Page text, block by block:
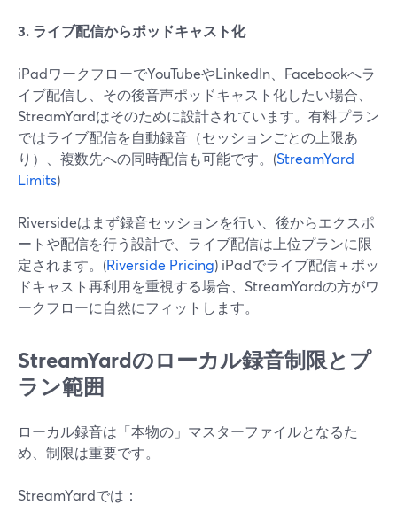
3. ライブ配信からポッドキャスト化
iPadワークフローでYouTubeやLinkedIn、Facebookへラ
イブ配信し、その後音声ポッドキャスト化したい場合、
StreamYardはそのために設計されています。有料プラン
ではライブ配信を自動録音（セッションごとの上限あ
り）、複数先への同時配信も可能です。(StreamYard
Limits)
Riversideはまず録音セッションを行い、後からエクスポ
ートや配信を行う設計で、ライブ配信は上位プランに限
定されます。(Riverside Pricing) iPadでライブ配信＋ポッ
ドキャスト再利用を重視する場合、StreamYardの方がワ
ークフローに自然にフィットします。
StreamYardのローカル録音制限とプ
ラン範囲
ローカル録音は「本物の」マスターファイルとなるた
め、制限は重要です。
StreamYardでは：